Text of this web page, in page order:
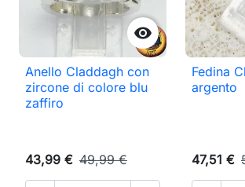

Anello Claddagh con
zircone di colore blu
zaffiro
43,99 € 49,99 €
Fedina
argento
47,51 €